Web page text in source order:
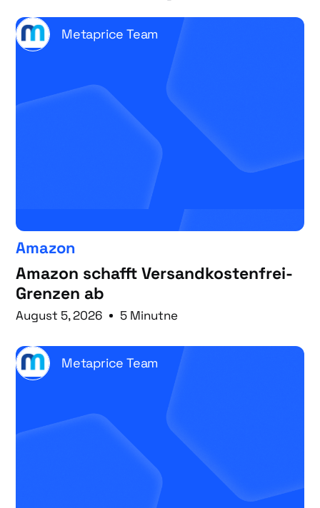
Metaprice Team
Amazon
Amazon schafft Versandkostenfrei-
Grenzen ab
August 5, 2026 5 Minutne
Metaprice Team